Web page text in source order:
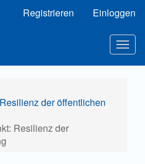
Registrieren Einloggen
der öffentlichen
Resilienz der